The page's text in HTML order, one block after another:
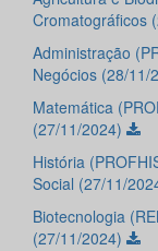
Cromatográficos
Administração
Negócios (28/11/
Matemática
(27/11/2024)
História
Social (27/11/
Biotecnologia
(27/11/2024)